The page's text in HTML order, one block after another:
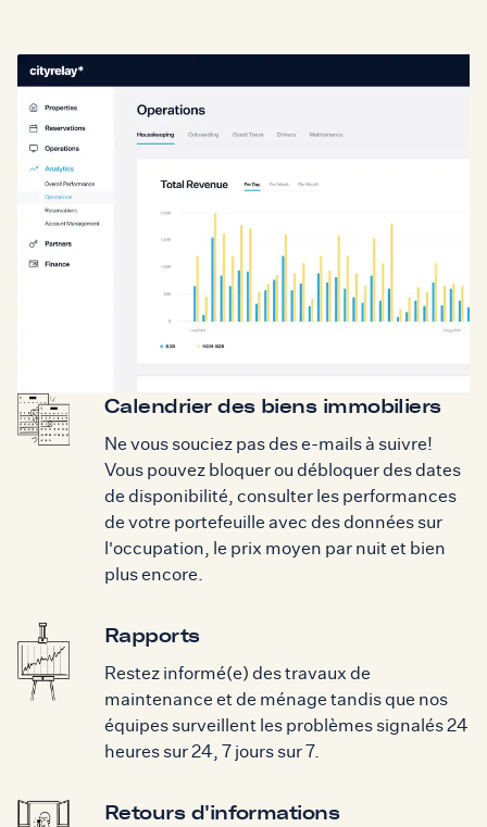
Calendrier des biens immobiliers
Ne vous souciez pas des e-mails à suivre!
Vous pouvez bloquer ou débloquer des dates
de disponibilité, consulter les performances
de votre portefeuille avec des données sur
l'occupation, le prix moyen par nuit et bien
plus encore.
Rapports
Restez informé(e) des travaux de
maintenance et de ménage tandis que nos
équipes surveillent les problèmes signalés 24
heures sur 24, 7 jours sur 7.
Retours d'informations